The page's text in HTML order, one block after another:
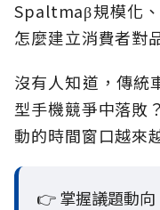
Spaltmaβ規模化
怎麼建立消費者對
沒有人知道，傳統
型手機競爭中落敗
動的時間窗口越來
👉 掌握議題動向